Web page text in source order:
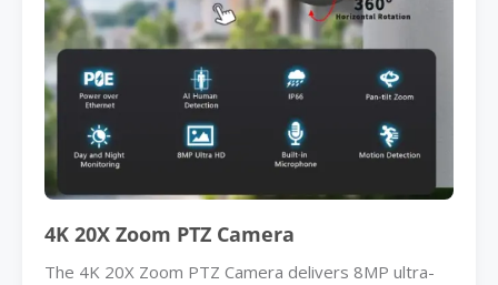
4K 20X Zoom PTZ Camera
The 4K 20X Zoom PTZ Camera delivers 8MP ultra-